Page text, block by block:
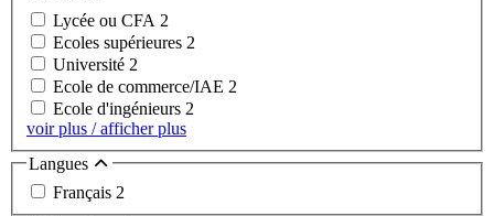
Lycée ou CFA 2
Ecoles supérieures 2
Université 2
Ecole de commerce/IAE 2
Ecole d'ingénieurs 2
voir plus / afficher plus
Langues
Français 2